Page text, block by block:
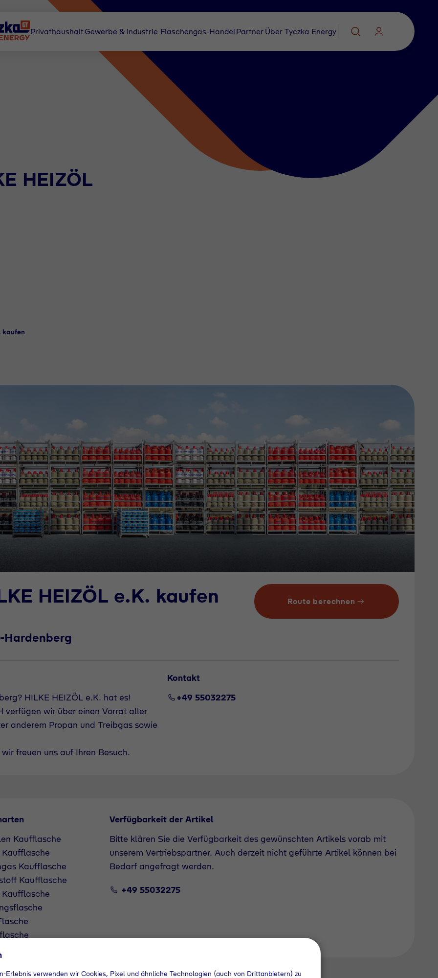
Privathaushalt Gewerbe & Industrie Flaschengas-Handel Partner Über Tyczka Energy
HEIZÖL
kaufen
HEIZÖL e.K. kaufen
Hardenberg
Route berechnen
HILKE HEIZÖL e.K. hat es!
verfügen wir über einen Vorrat aller
anderem Propan und Treibgas sowie
freuen uns auf Ihren Besuch.
Kontakt
+49 55032275
Kaufflasche
Kaufflasche
Kaufflasche
Kaufflasche
Kaufflasche
Verfügbarkeit der Artikel
Bitte klären Sie die Verfügbarkeit des gewünschten Artikels vorab mit
unserem Vertriebspartner. Auch derzeit nicht geführte Artikel können bei
Bedarf angefragt werden.
+49 55032275
Erlebnis verwenden wir Cookies, Pixel und ähnliche Technologien (auch von Drittanbietern) zu